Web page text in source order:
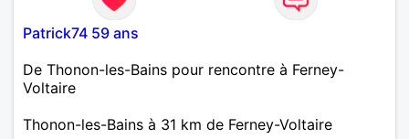
Patrick74 59 ans
De Thonon-les-Bains pour rencontre à Ferney-
Voltaire
Thonon-les-Bains à 31 km de Ferney-Voltaire